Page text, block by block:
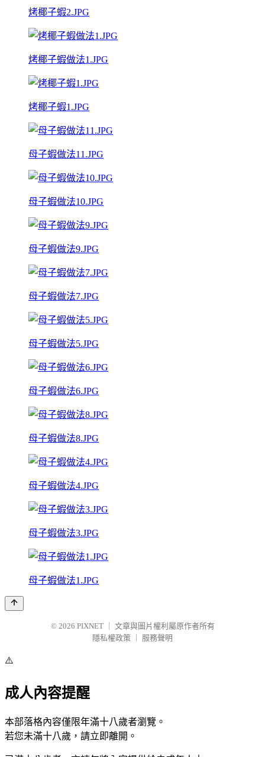
烤椰子蝦2.JPG
烤椰子蝦做法1.JPG
烤椰子蝦1.JPG
母子蝦做法11.JPG
母子蝦做法10.JPG
母子蝦做法9.JPG
母子蝦做法7.JPG
母子蝦做法5.JPG
母子蝦做法6.JPG
母子蝦做法8.JPG
母子蝦做法4.JPG
母子蝦做法3.JPG
母子蝦做法1.JPG
© 2026 PIXNET
文章與圖片權利屬原作者所有
隱私權政策
服務聲明
⚠️
成人內容提醒
本部落格內容僅限年滿十八歲者瀏覽。
若您未滿十八歲，請立即離開。